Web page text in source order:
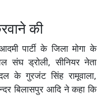
की
पार्टी के जिला मोगा के
संघ ड्रोली, सीनियर नेता
के गुरजंट सिंह रामूवाला,
बिलासपुर आदि ने कहा कि